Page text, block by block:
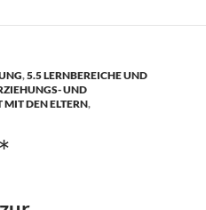
,5.5 LERNBEREICHE UND
UND
DEN ELTERN,